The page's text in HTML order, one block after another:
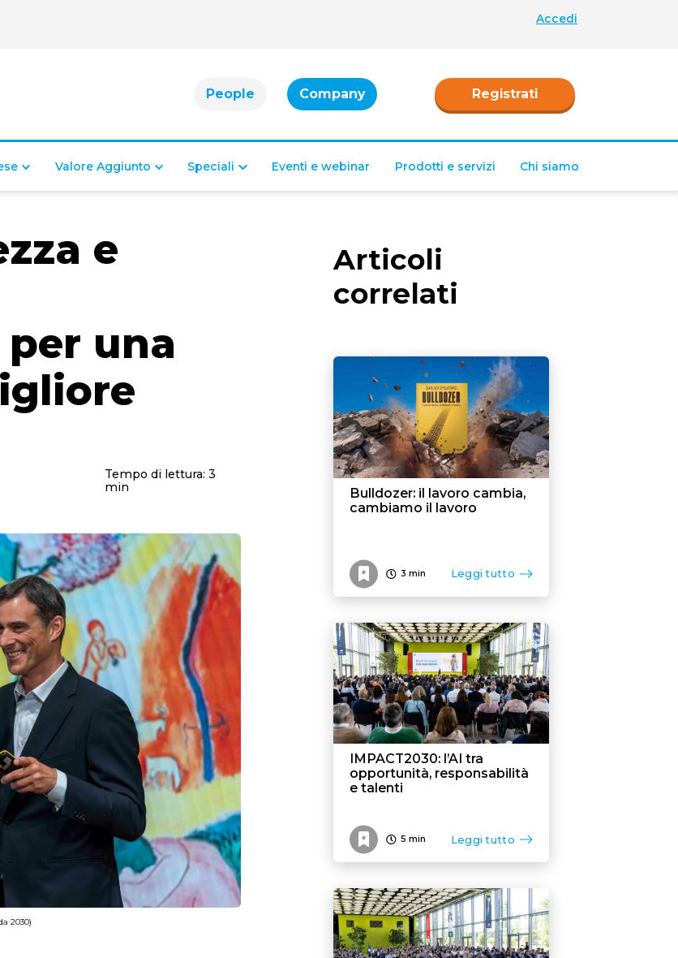
Accedi
People Company Registrati
Valore Aggiunto Speciali Eventi e webinar Prodotti e servizi Chi siamo
e
una
Tempo di lettura: 3
min
2030)
Articoli
correlati
Bulldozer: il lavoro cambia,
cambiamo il lavoro
3 min Leggi tutto
IMPACT2030: l’AI tra
opportunità, responsabilità
e talenti
5 min Leggi tutto